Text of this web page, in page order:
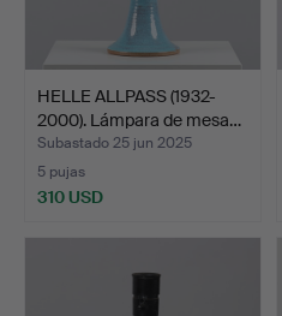
HELLE ALLPASS (1932-
2000). Lámpara de mesa…
Subastado 25 jun 2025
5 pujas
310 USD